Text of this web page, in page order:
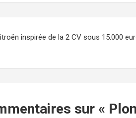
inspirée de la 2 CV sous 15.000
sur «